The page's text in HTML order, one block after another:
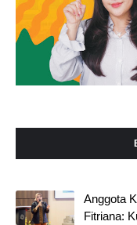
Anggota
Fitriana: